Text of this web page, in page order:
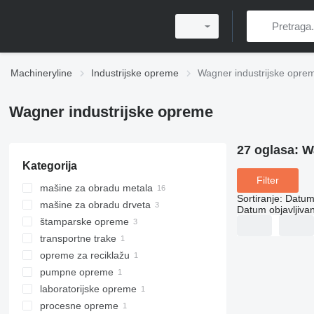
Machineryline Industrijske opreme Wagner industrijske
Wagner industrijske opreme
Kategorija
mašine za obradu metala
glodalice za metal
strugovi za metal
obradni centri
opreme za praškasto premazivanje
mašine za obradu drveta
opreme za lakiranje
kabine za farbanje drveta
štamparske opreme
mašine za post štampanje
savijacice papira
opreme za lakiranje
transportne trake
trakasti konvejeri
opreme za reciklažu
ostale opreme za reciklažu
pumpne opreme
industrijske pumpe
laboratorijske opreme
ostale laboratorijske opreme
procesne opreme
27 oglasa:
Filter
Sortiranje:
Datum